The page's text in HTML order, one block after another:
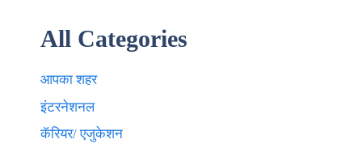
All Categories
आपका शहर
इंटरनेशनल
कॅरियर/ एजुकेशन